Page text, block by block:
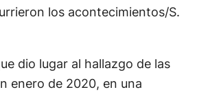
los acontecimientos/S.
dio lugar al hallazgo de las
enero de 2020, en una